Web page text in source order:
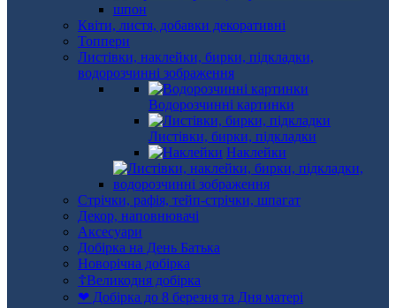
Квіти, листя, добавки декоративні
Топпери
Листівки, наклейки, бирки, підкладки,
водорозчинні зображення
Водорозчинні картинки
Листівки, бирки, підкладки
Наклейки
Стрічки, рафія, тейп-стрічки, шпагат
Декор, наповнювачі
Аксесуари
Добірка на День Батька
Новорічна добірка
☦Великодня добірка
❤ Добірка до 8 березня та Дня матері